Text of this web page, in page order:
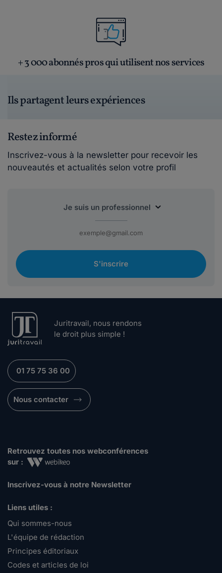
+ 3 000 abonnés pros qui utilisent nos services
Ils partagent leurs expériences
Restez informé
Inscrivez-vous à la newsletter pour recevoir les
nouveautés et actualités selon votre profil
S'inscrire
Juritravail, nous rendons
le droit plus simple !
01 75 75 36 00
Nous contacter
Retrouvez toutes nos webconférences
sur :
Inscrivez-vous à notre Newsletter
Liens utiles :
Qui sommes-nous
L'équipe de rédaction
Principes éditoriaux
Codes et articles de loi